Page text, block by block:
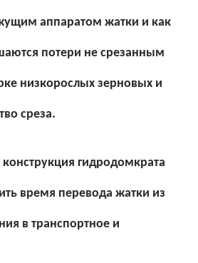
аппаратом жатки и как
потери не срезанным
низкорослых зерновых и
среза.
гидродомкрата
время перевода жатки из
в транспортное и